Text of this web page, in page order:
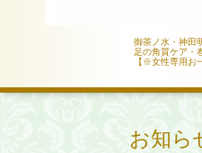
御茶ノ水・神田
足の角質ケア・
【※女性専用お
お知ら